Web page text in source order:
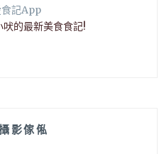
食記App
吠的最新美食食記!
影傢俬